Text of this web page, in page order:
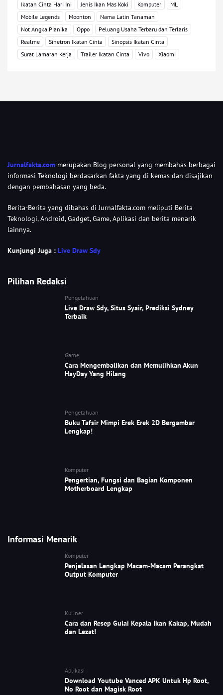
Ikatan Cinta Hari Ini
Jenis Ikan Mas Koki Komputer
ML
Mobile Legends
Moonton
Nama Latin Tanaman
Not Angka Pianika
Oppo
Peluang Usaha Terbaru dan Terlaris
Realme
Sinetron Ikatan Cinta
Sinopsis Ikatan Cinta
Surat Lamaran Kerja
Trailer Ikatan Cinta Vivo Xiaomi
Jurnalfakta.com merupakan Blog personal yang membahas berbagai
informasi Teknologi berdasarkan fakta yang di kemas dan disajikan
dengan pembahasan yang beda.
Berita-Berita yang dibahas di Jurnalfakta.com meliputi Berita
Teknologi, Android, Gadget, Game, Aplikasi dan berita menarik
lainnya.
Kunjungi Juga : Live Draw Sdy
Pilihan Redaksi
Pengetahuan
Live Draw Sdy, Situs Syair, Prediksi Sydney
Terbaik
Game
Cara Mengembalikan dan Memulihkan Akun
HayDay Yang Hilang
Pengetahuan
Buku Tafsir Mimpi Erek Erek 2D Bergambar
Lengkap!
Komputer
Pengertian, Fungsi dan Bagian Komponen
Motherboard Lengkap
Informasi Menarik
Komputer
Penjelasan Lengkap Macam-Macam Perangkat
Output Komputer
Kuliner
Cara dan Resep Gulai Kepala Ikan Kakap, Mudah
dan Lezat!
Aplikasi
Download Youtube Vanced APK Untuk Hp Root,
No Root dan Magisk Root